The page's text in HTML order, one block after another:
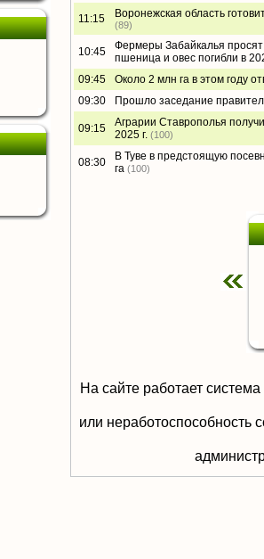
11:15 Воронежская область
(89)
10:45
Фермеры Забайкалья
пшеница и овес погибли в
09:45
Около 2 млн га в этом году
09:30
Прошло заседание
09:15
Аграрии Ставрополья
2025 г. (100)
08:30
В Туве в предстоящую
га (100)
На сайте работает
или неработоспособность